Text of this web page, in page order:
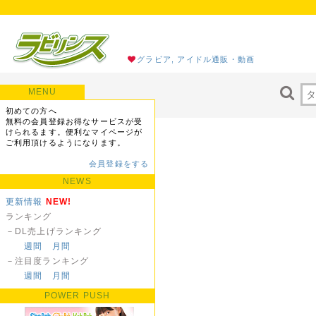
グラビア, アイドル通販・動画
MENU
初めての方へ
無料の会員登録お得なサービスが受
けられるます。便利なマイページが
ご利用頂けるようになります。
会員登録をする
NEWS
更新情報 NEW!
ランキング
－DL売上げランキング
週間
月間
－注目度ランキング
週間
月間
POWER PUSH